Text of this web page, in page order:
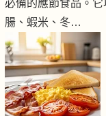
必備的應節食品。
腸、蝦米、冬…